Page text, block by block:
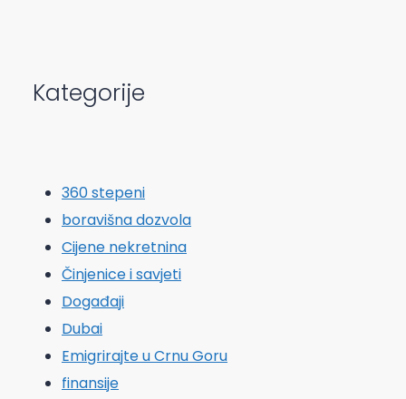
Kategorije
360 stepeni
boravišna dozvola
Cijene nekretnina
Činjenice i savjeti
Događaji
Dubai
Emigrirajte u Crnu Goru
finansije